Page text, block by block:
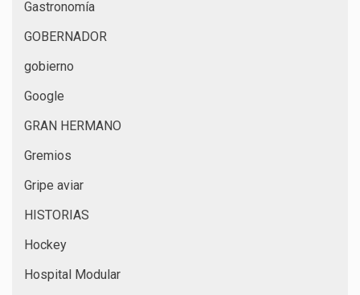
Gastronomía
GOBERNADOR
gobierno
Google
GRAN HERMANO
Gremios
Gripe aviar
HISTORIAS
Hockey
Hospital Modular